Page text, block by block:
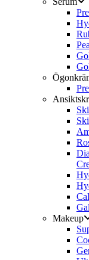
Makeup